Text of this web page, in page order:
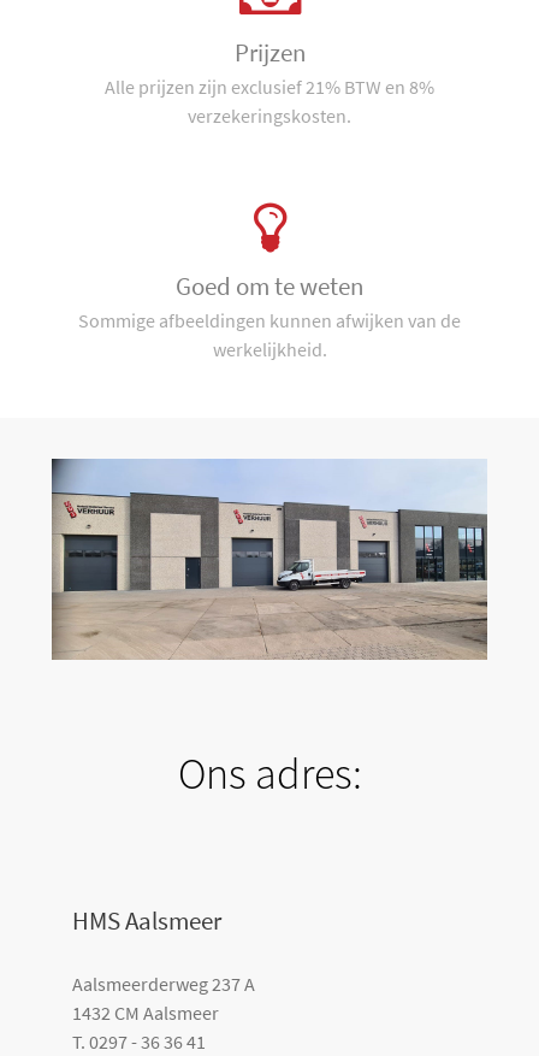
Prijzen
Alle prijzen zijn exclusief 21% BTW en 8%
verzekeringskosten.
Goed om te weten
Sommige afbeeldingen kunnen afwijken van de
werkelijkheid.
Ons adres:
HMS Aalsmeer
Aalsmeerderweg 237 A
1432 CM Aalsmeer
T. 0297 - 36 36 41